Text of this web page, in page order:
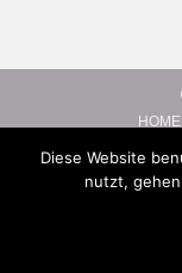
HOME
Diese Website
nutzt,